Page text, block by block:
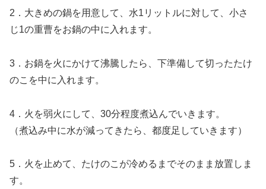
2．大きめの鍋を用意して、水1リットルに対して、小さ
じ1の重曹をお鍋の中に入れます。
3．お鍋を火にかけて沸騰したら、下準備して切ったたけ
のこを中に入れます。
4．火を弱火にして、30分程度煮込んでいきます。
（煮込み中に水が減ってきたら、都度足していきます）
5．火を止めて、たけのこが冷めるまでそのまま放置しま
す。